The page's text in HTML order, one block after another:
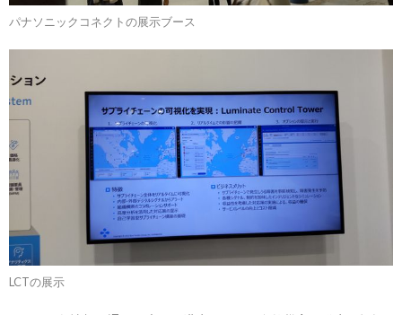
パナソニックコネクトの展示ブース
LCTの展示